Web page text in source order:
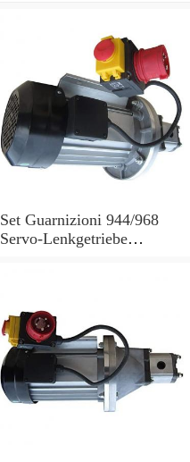
Set Guarnizioni 944/968
Servo-Lenkgetriebe